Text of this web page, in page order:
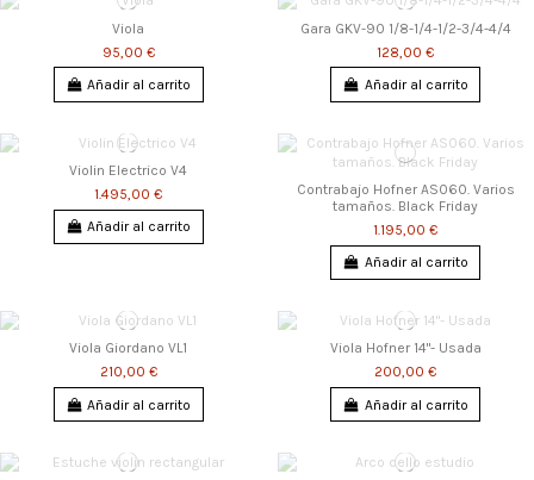
Viola
95,00 €
Añadir al carrito
Gara GKV-90 1/8-1/4-1/2-3/4-4/4
128,00 €
Añadir al carrito
Violin Electrico V4
1.495,00 €
Añadir al carrito
Contrabajo Hofner AS060. Varios
tamaños. Black Friday
1.195,00 €
Añadir al carrito
Viola Giordano VL1
210,00 €
Añadir al carrito
Viola Hofner 14"- Usada
200,00 €
Añadir al carrito